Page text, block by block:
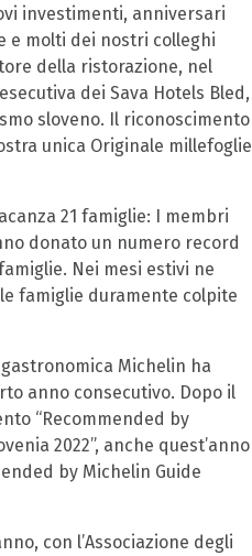
investimenti, anniversari
e molti dei nostri colleghi
della ristorazione, nel
dei Sava Hotels Bled,
sloveno. Il riconoscimento
unica Originale millefoglie
21 famiglie: I membri
donato un numero record
Nei mesi estivi ne
famiglie duramente colpite
Michelin ha
anno consecutivo. Dopo il
“Recommended by
2022”, anche quest’anno
by Michelin Guide
con l’Associazione degli